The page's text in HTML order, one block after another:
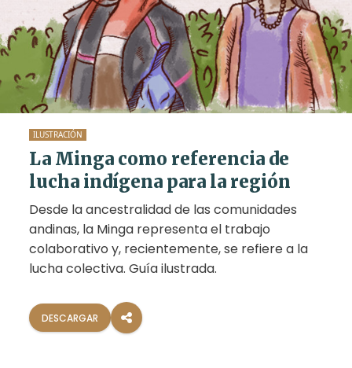
ILUSTRACIÓN
La Minga como referencia de
lucha indígena para la región
Desde la ancestralidad de las comunidades
andinas, la Minga representa el trabajo
colaborativo y, recientemente, se refiere a la
lucha colectiva. Guía ilustrada.
DESCARGAR